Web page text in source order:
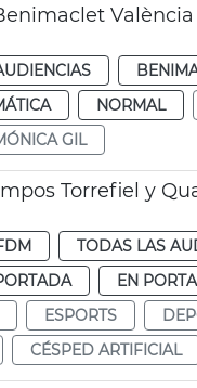
València
NORMAL
GIL
Torrefiel y
TODAS LAS
EN
ESPORTS
CÉSPED ARTIFICIAL